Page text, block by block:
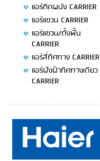
แอร์ติดผนัง CARRIER
แอร์แขวน CARRIER
แอร์แขวน/ตั้งพื้น
CARRIER
แอร์สี่ทิศทาง CARRIER
แอร์ฝังฝ้าทิศทางเดียว
CARRIER